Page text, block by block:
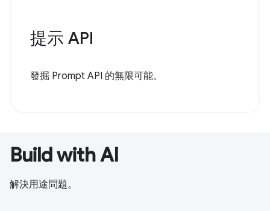
提示 API
發掘 Prompt API 的無限可能。
Build with AI
解決用途問題。